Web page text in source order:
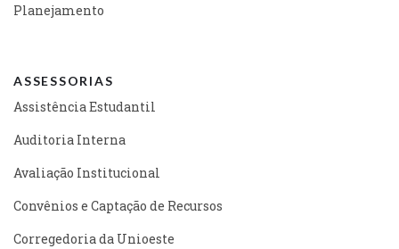
Planejamento
ASSESSORIAS
Assistência Estudantil
Auditoria Interna
Avaliação Institucional
Convênios e Captação de Recursos
Corregedoria da Unioeste